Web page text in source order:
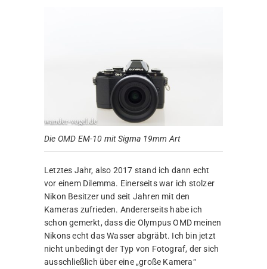
Die OMD EM-10 mit Sigma 19mm Art
Letztes Jahr, also 2017 stand ich dann echt
vor einem Dilemma. Einerseits war ich stolzer
Nikon Besitzer und seit Jahren mit den
Kameras zufrieden. Andererseits habe ich
schon gemerkt, dass die Olympus OMD meinen
Nikons echt das Wasser abgräbt. Ich bin jetzt
nicht unbedingt der Typ von Fotograf, der sich
ausschließlich über eine „große Kamera“